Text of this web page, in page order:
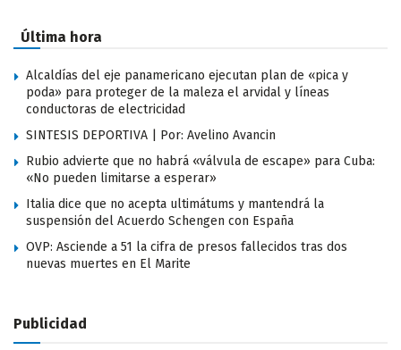
Última hora
Alcaldías del eje panamericano ejecutan plan de «pica y
poda» para proteger de la maleza el arvidal y líneas
conductoras de electricidad
SINTESIS DEPORTIVA | Por: Avelino Avancin
Rubio advierte que no habrá «válvula de escape» para Cuba:
«No pueden limitarse a esperar»
Italia dice que no acepta ultimátums y mantendrá la
suspensión del Acuerdo Schengen con España
OVP: Asciende a 51 la cifra de presos fallecidos tras dos
nuevas muertes en El Marite
Publicidad